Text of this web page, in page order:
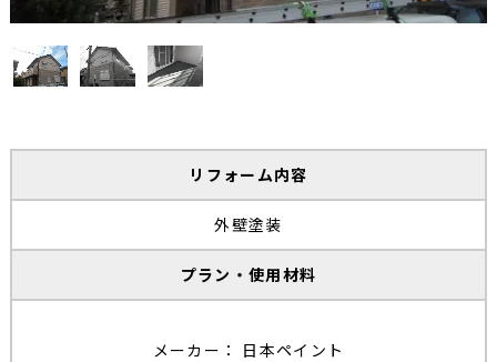
リフォーム内容
外壁塗装
プラン・使用材料
メーカー： 日本ペイント